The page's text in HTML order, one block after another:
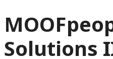
Solutions